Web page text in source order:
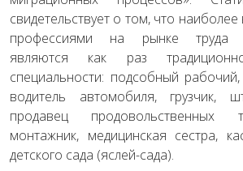
свидетельствует о том, что
профессиями на рынке труда
являются как раз
специальности: подсобный
водитель автомобиля, грузчик,
продавец продовольственных
монтажник, медицинская сестра,
детского сада (яслей-сада).